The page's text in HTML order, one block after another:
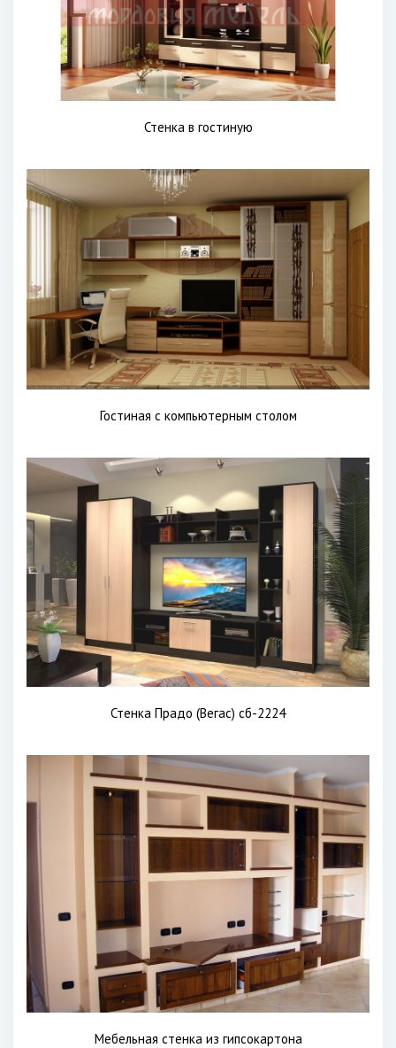
Стенка в гостиную
Гостиная с компьютерным столом
Стенка Прадо (Вегас) сб-2224
Мебельная стенка из гипсокартона